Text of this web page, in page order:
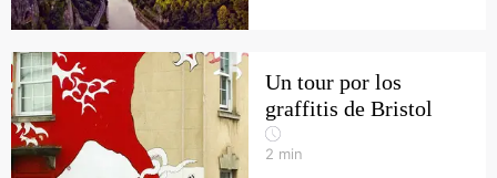
Un tour por los
graffitis de Bristol
2 min